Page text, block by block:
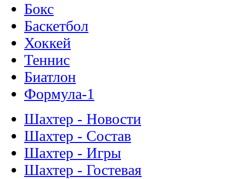
Бокс
Баскетбол
Хоккей
Теннис
Биатлон
Формула-1
Шахтер - Новости
Шахтер - Состав
Шахтер - Игры
Шахтер - Гостевая